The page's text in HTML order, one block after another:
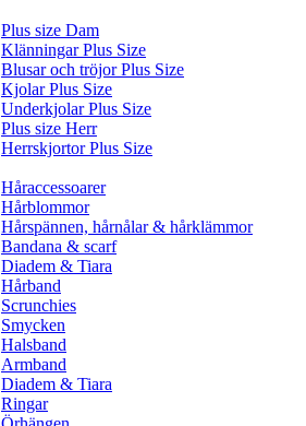
Plus size Dam
Klänningar Plus Size
Blusar och tröjor Plus Size
Kjolar Plus Size
Underkjolar Plus Size
Plus size Herr
Herrskjortor Plus Size
Håraccessoarer
Hårblommor
Hårspännen, hårnålar & hårklämmor
Bandana & scarf
Diadem & Tiara
Hårband
Scrunchies
Smycken
Halsband
Armband
Diadem & Tiara
Ringar